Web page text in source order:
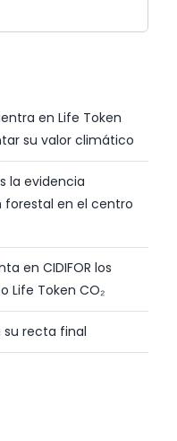
en Life Token
su valor climático
la evidencia
en el centro
en CIDIFOR los
Life Token CO₂
su recta final